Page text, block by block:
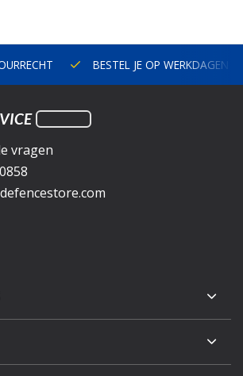
BESTEL JE OP WERKDAGEN
vragen